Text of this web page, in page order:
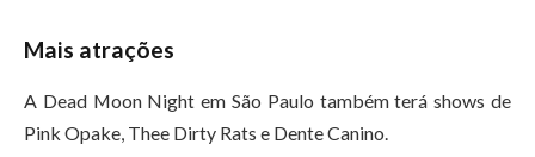
Mais atrações
A Dead Moon Night em São Paulo também terá shows de
Pink Opake, Thee Dirty Rats e Dente Canino.